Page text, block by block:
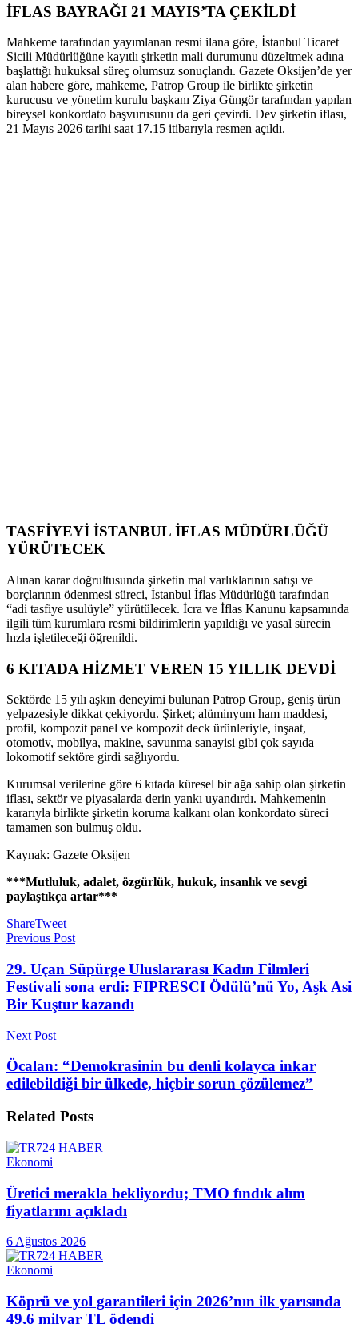
İFLAS BAYRAĞI 21 MAYIS’TA ÇEKİLDİ
Mahkeme tarafından yayımlanan resmi ilana göre, İstanbul Ticaret
Sicili Müdürlüğüne kayıtlı şirketin mali durumunu düzeltmek adına
başlattığı hukuksal süreç olumsuz sonuçlandı. Gazete Oksijen’de yer
alan habere göre, mahkeme, Patrop Group ile birlikte şirketin
kurucusu ve yönetim kurulu başkanı Ziya Güngör tarafından yapılan
bireysel konkordato başvurusunu da geri çevirdi. Dev şirketin iflası,
21 Mayıs 2026 tarihi saat 17.15 itibarıyla resmen açıldı.
TASFİYEYİ İSTANBUL İFLAS MÜDÜRLÜĞÜ
YÜRÜTECEK
Alınan karar doğrultusunda şirketin mal varlıklarının satışı ve
borçlarının ödenmesi süreci, İstanbul İflas Müdürlüğü tarafından
“adi tasfiye usulüyle” yürütülecek. İcra ve İflas Kanunu kapsamında
ilgili tüm kurumlara resmi bildirimlerin yapıldığı ve yasal sürecin
hızla işletileceği öğrenildi.
6 KITADA HİZMET VEREN 15 YILLIK DEVDİ
Sektörde 15 yılı aşkın deneyimi bulunan Patrop Group, geniş ürün
yelpazesiyle dikkat çekiyordu. Şirket; alüminyum ham maddesi,
profil, kompozit panel ve kompozit deck ürünleriyle, inşaat,
otomotiv, mobilya, makine, savunma sanayisi gibi çok sayıda
lokomotif sektöre girdi sağlıyordu.
Kurumsal verilerine göre 6 kıtada küresel bir ağa sahip olan şirketin
iflası, sektör ve piyasalarda derin yankı uyandırdı. Mahkemenin
kararıyla birlikte şirketin koruma kalkanı olan konkordato süreci
tamamen son bulmuş oldu.
Kaynak: Gazete Oksijen
***Mutluluk, adalet, özgürlük, hukuk, insanlık ve sevgi
paylaştıkça artar***
ShareTweet
Previous Post
29. Uçan Süpürge Uluslararası Kadın Filmleri
Festivali sona erdi: FIPRESCI Ödülü’nü Yo, Aşk Asi
Bir Kuştur kazandı
Next Post
Öcalan: “Demokrasinin bu denli kolayca inkar
edilebildiği bir ülkede, hiçbir sorun çözülemez”
Related Posts
Ekonomi
Üretici merakla bekliyordu; TMO fındık alım
fiyatlarını açıkladı
6 Ağustos 2026
Ekonomi
Köprü ve yol garantileri için 2026’nın ilk yarısında
49,6 milyar TL ödendi